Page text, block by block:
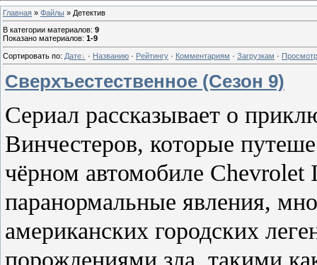
Главная » Файлы » Детектив
В категории материалов: 9
Показано материалов: 1-9
Сортировать по: Дате · Названию · Рейтингу · Комментариям · Загрузкам ·
Сверхъестественное (Сезон 9)
Сериал рассказывает о
Винчестеров, которые
чёрном автомобиле Chevrolet
паранормальные явления,
американских городских